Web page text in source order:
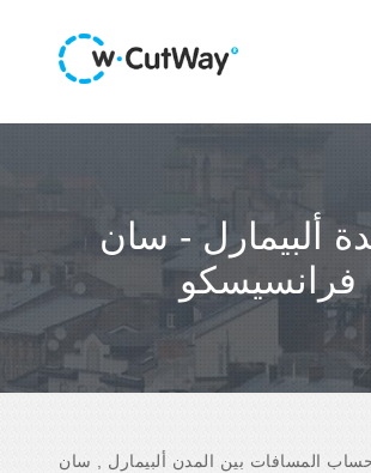
ألبيمارل - سان
فرانسيسكو
المسافات بين المدن ألبيمارل , سان